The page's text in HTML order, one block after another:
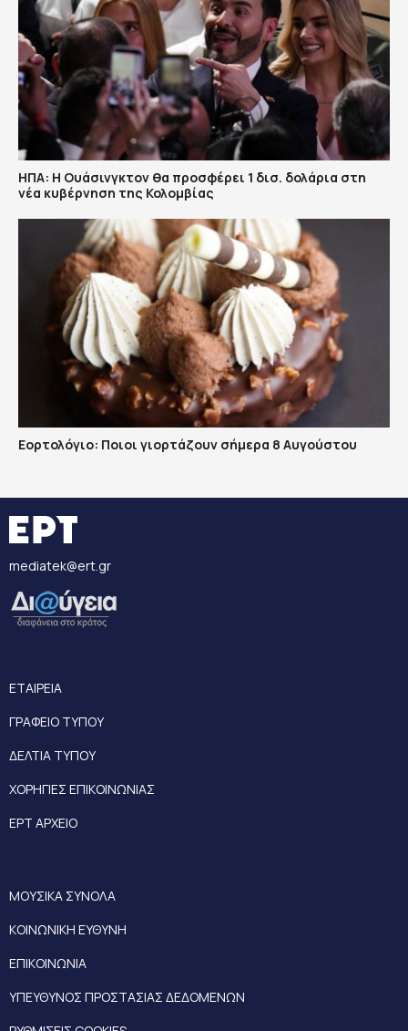
ΗΠΑ: H Ουάσινγκτον θα προσφέρει 1 δισ. δολάρια στη
νέα κυβέρνηση της Κολομβίας
Εορτολόγιο: Ποιοι γιορτάζουν σήμερα 8 Αυγούστου
mediatek@ert.gr
ΕΤΑΙΡΕΙΑ
ΓΡΑΦΕΙΟ ΤΥΠΟΥ
ΔΕΛΤΙΑ ΤΥΠΟΥ
ΧΟΡΗΓΙΕΣ ΕΠΙΚΟΙΝΩΝΙΑΣ
ΕΡΤ ΑΡΧΕΙΟ
ΜΟΥΣΙΚΑ ΣΥΝΟΛΑ
ΚΟΙΝΩΝΙΚΗ ΕΥΘΥΝΗ
ΕΠΙΚΟΙΝΩΝΙΑ
ΥΠΕΥΘΥΝΟΣ ΠΡΟΣΤΑΣΙΑΣ ΔΕΔΟΜΕΝΩΝ